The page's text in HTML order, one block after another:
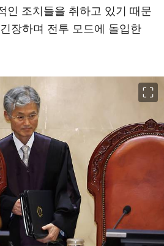
인 조치들을 취하고 있기 때문
장하며 전투 모드에 돌입한